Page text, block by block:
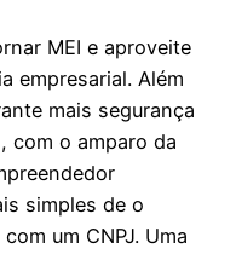
MEI e aproveite
empresarial. Além
mais segurança
com o amparo da
simples de o
um CNPJ. Uma